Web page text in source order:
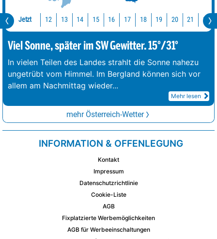
Jetzt 12 13 14 15 16 17 18 19 20 21 22
Viel Sonne, später im SW Gewitter. 15°/31°
In vielen Teilen des Landes strahlt die Sonne nahezu
ungetrübt vom Himmel. Im Bergland können sich vor
allem am Nachmittag wieder...
Mehr lesen
mehr Österreich-Wetter
INFORMATION & OFFENLEGUNG
Kontakt
Impressum
Datenschutzrichtlinie
Cookie-Liste
AGB
Fixplatzierte Werbemöglichkeiten
AGB für Werbeeinschaltungen